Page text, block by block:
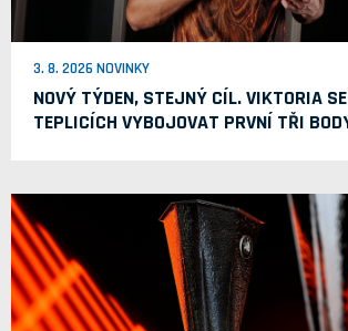
3. 8. 2026 NOVINKY
NOVÝ TÝDEN, STEJNÝ CÍL. VIKTORIA
TEPLICÍCH VYBOJOVAT PRVNÍ TŘI